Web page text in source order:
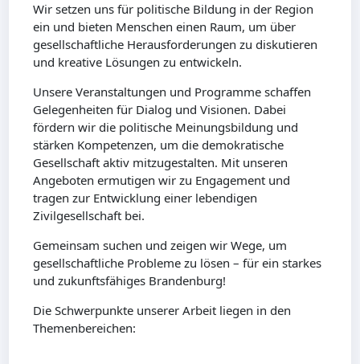
Wir setzen uns für politische Bildung in der Region
ein und bieten Menschen einen Raum, um über
gesellschaftliche Herausforderungen zu diskutieren
und kreative Lösungen zu entwickeln.
Unsere Veranstaltungen und Programme schaffen
Gelegenheiten für Dialog und Visionen. Dabei
fördern wir die politische Meinungsbildung und
stärken Kompetenzen, um die demokratische
Gesellschaft aktiv mitzugestalten. Mit unseren
Angeboten ermutigen wir zu Engagement und
tragen zur Entwicklung einer lebendigen
Zivilgesellschaft bei.
Gemeinsam suchen und zeigen wir Wege, um
gesellschaftliche Probleme zu lösen – für ein starkes
und zukunftsfähiges Brandenburg!
Die Schwerpunkte unserer Arbeit liegen in den
Themenbereichen: